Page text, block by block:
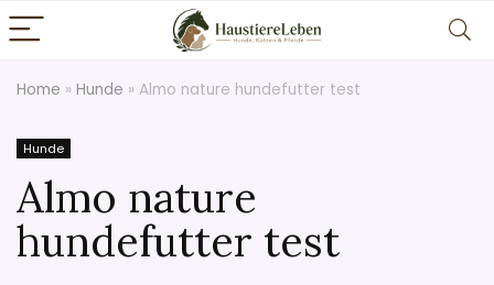
Home » Hunde » Almo nature hundefutter test
Hunde
Almo nature
hundefutter test